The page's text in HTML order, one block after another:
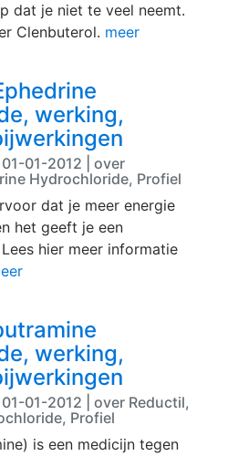
dat je niet te veel neemt.
Clenbuterol. meer
werking,
01-2012 | over
Hydrochloride, Profiel
dat je meer energie
het geeft je een
hier meer informatie
werking,
01-2012 | over Reductil,
Profiel
is een medicijn tegen